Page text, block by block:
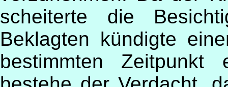
scheiterte die
Beklagten kündigte
bestimmten